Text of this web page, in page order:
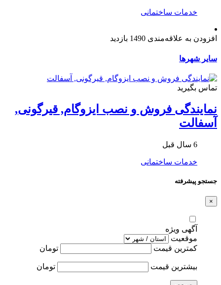
خدمات ساختمانی
افزودن به علاقه‌مندی 1490 بازدید
سایر شهرها
تماس بگیرید
نمایندگی فروش و نصب ایزوگام, قیرگونی,
آسفالت
6 سال قبل
خدمات ساختمانی
جستجو پیشرفته
×
آگهی ویژه
موقعیت
کمترین قیمت
تومان
بیشترین قیمت تومان